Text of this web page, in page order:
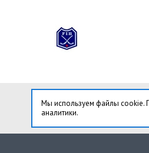
Мы используем файлы cookie.
аналитики.